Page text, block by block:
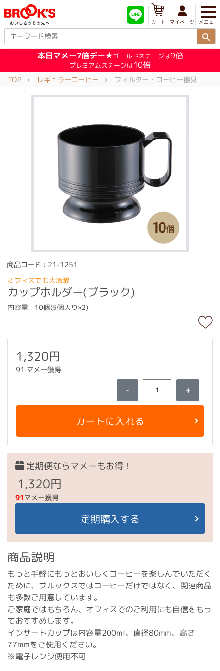
メニュー
マイページ
カート
本日マメー7倍デー★ゴールドステージは9倍
プレミアムステージは10倍
TOP レギュラーコーヒー フィルター・コーヒー器具
商品コード : 21-1251
オフィスでも大活躍
カップホルダー(ブラック)
内容量 : 10個(5個入り×2)
1,320円
91 マメー獲得
- +
カートに入れる
定期便ならマメーもお得！
1,320円
91マメー獲得
定期購入する
商品説明
もっと手軽にもっとおいしくコーヒーを楽しんでいただく
ために、ブルックスではコーヒーだけではなく、関連商品
も多数ご用意しています。
ご家庭ではもちろん、オフィスでのご利用にも自信をもっ
ておすすめします。
インサートカップは内容量200ml、直径80mm、高さ
77mmをご使用ください。
※電子レンジ使用不可